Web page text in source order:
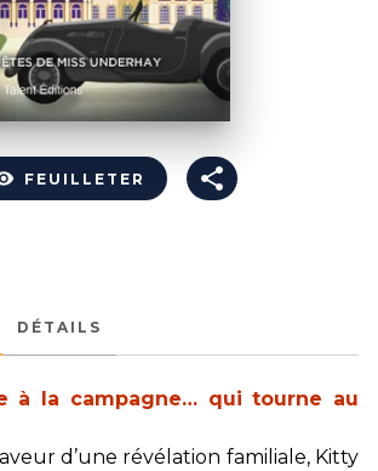
FEUILLETER
DÉTAILS
à la campagne… qui tourne au
d’une révélation familiale, Kitty